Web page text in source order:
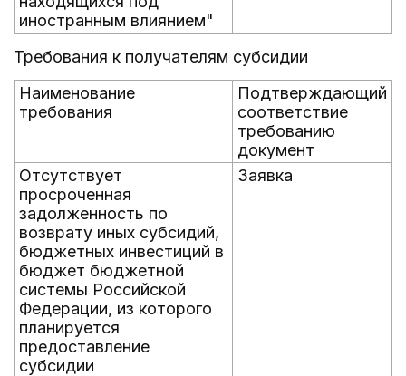
иностранным влиянием"
Требования к получателям субсидии
Наименование
требования
Подтверждающий
соответствие
требованию
документ
Отсутствует
просроченная
задолженность по
возврату иных субсидий,
бюджетных инвестиций в
бюджет бюджетной
системы Российской
Федерации, из которого
планируется
предоставление
субсидии
Заявка